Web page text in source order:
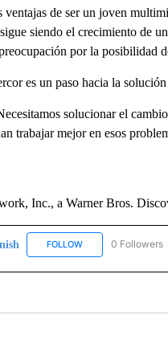
ventajas de ser un joven
siendo el crecimiento de
por la posibilidad
es un paso hacia la
solucionar el
trabajar mejor en esos
Inc., a Warner Bros.
FOLLOWFOLLOW "CNN
0 Followers